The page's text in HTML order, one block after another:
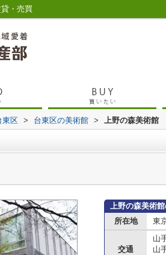
・売買
東区 > 台東区の美術館 > 上野の森美術館
上野の森美術
所在地
東
交通
山
山